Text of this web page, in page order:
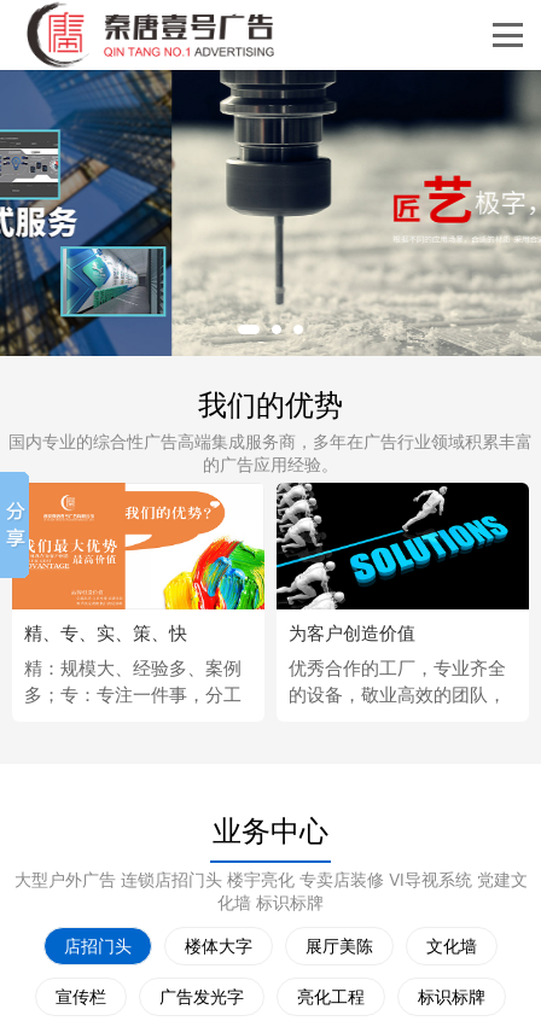
我们的优势
国内专业的综合性广告高端集成服务商，多年在广告行业领域积累丰富
的广告应用经验。
精、专、实、策、快
精：规模大、经验多、案例
多；专：专注一件事，分工
为客户创造价值
优秀合作的工厂，专业齐全
的设备，敬业高效的团队，
业务中心
大型户外广告 连锁店招门头 楼宇亮化 专卖店装修 VI导视系统 党建文
化墙 标识标牌
店招门头 楼体大字 展厅美陈 文化墙
宣传栏 广告发光字 亮化工程 标识标牌